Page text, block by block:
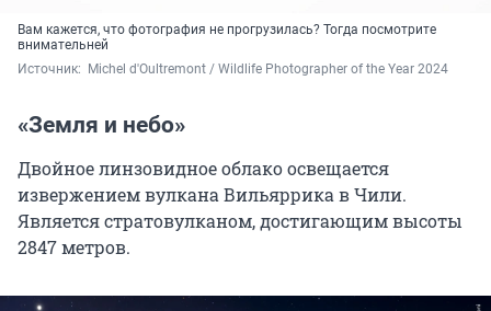
Вам кажется, что фотография не прогрузилась? Тогда посмотрите
внимательней
Источник: Michel d'Oultremont / Wildlife Photographer of the Year 2024
«Земля и небо»
Двойное линзовидное облако освещается
извержением вулкана Вильяррика в Чили.
Является стратовулканом, достигающим высоты
2847 метров.